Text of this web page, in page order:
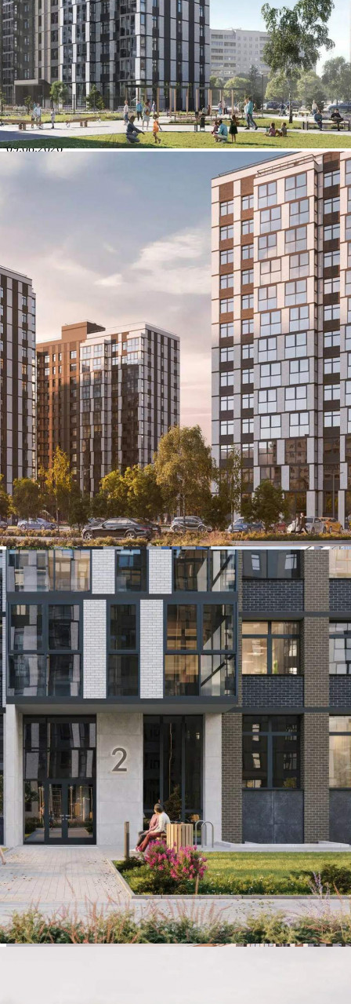
Характеристики
О помещении
Где находится
Контакты
Другие объявления
Характеристики помещения
№ объявления
125394
Дата размещения
09.08.2026
жилой комплекс Первый на Правом, д.1
Продажа
Желаемый / подходящий вид деятельности
Не указано
Назначение
Не указано
Размер площади (м2)
3.2
Цена за помещение
173 855 руб.
О помещении